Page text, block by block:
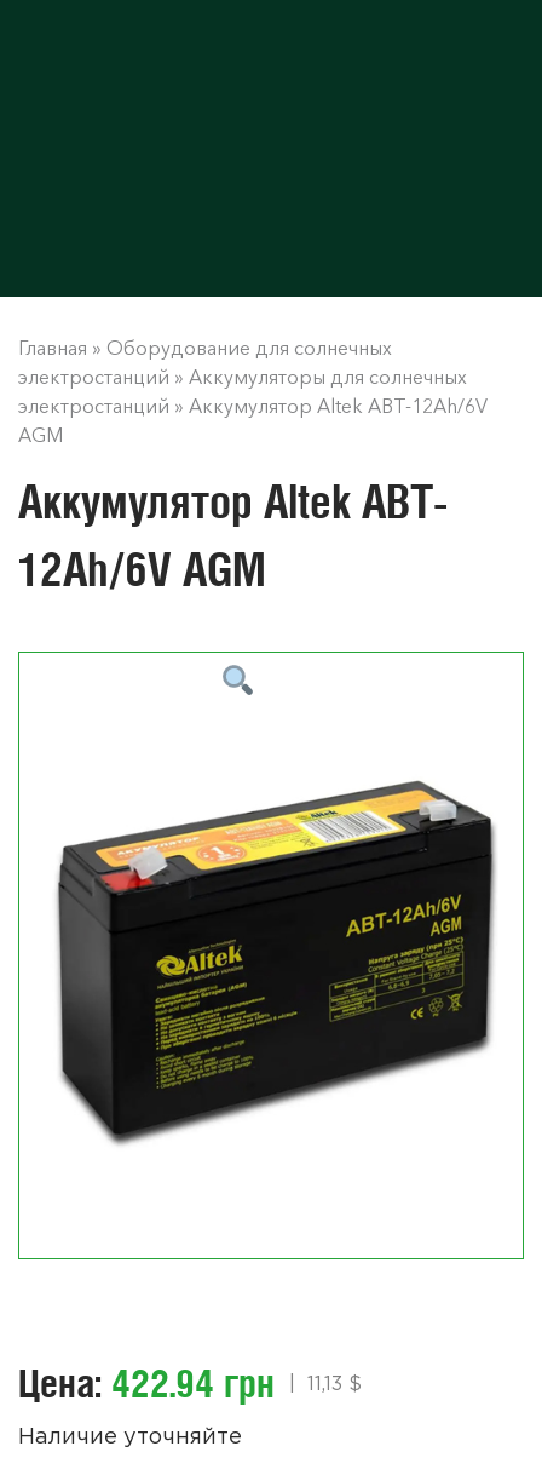
Главная » Оборудование для солнечных
электростанций » Аккумуляторы для солнечных
электростанций » Аккумулятор Altek ABT-12Ah/6V
AGM
Аккумулятор Altek ABT-
12Ah/6V AGM
Цена: 422.94 грн 11,13 $
Наличие уточняйте